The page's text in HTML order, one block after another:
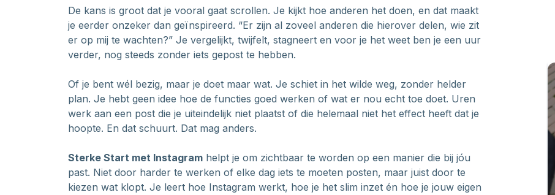
De kans is groot dat je vooral gaat scrollen. Je kijkt hoe anderen het doen, en dat maakt
je eerder onzeker dan geïnspireerd. “Er zijn al zoveel anderen die hierover delen, wie zit
er op mij te wachten?” Je vergelijkt, twijfelt, stagneert en voor je het weet ben je een uur
verder, nog steeds zonder iets gepost te hebben.
Of je bent wél bezig, maar je doet maar wat. Je schiet in het wilde weg, zonder helder
plan. Je hebt geen idee hoe de functies goed werken of wat er nou echt toe doet. Uren
werk aan een post die je uiteindelijk niet plaatst of die helemaal niet het effect heeft dat je
hoopte. En dat schuurt. Dat mag anders.
Sterke Start met Instagram helpt je om zichtbaar te worden op een manier die bij jóu
past. Niet door harder te werken of elke dag iets te moeten posten, maar juist door te
kiezen wat klopt. Je leert hoe Instagram werkt, hoe je het slim inzet én hoe je jouw eigen